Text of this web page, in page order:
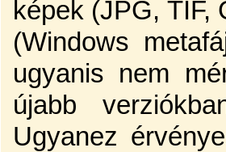
képek (JPG, TIF,
(Windows
ugyanis nem
újabb
Ugyanez